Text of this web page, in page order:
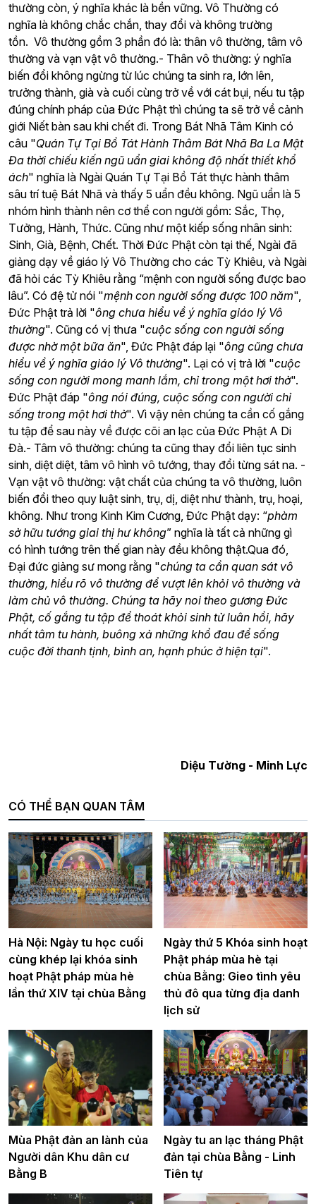
thường còn, ý nghĩa khác là bền vững. Vô Thường có
nghĩa là không chắc chắn, thay đổi và không trường
tồn. Vô thường gồm 3 phần đó là: thân vô thường, tâm vô
thường và vạn vật vô thường.- Thân vô thường: ý nghĩa
biến đổi không ngừng từ lúc chúng ta sinh ra, lớn lên,
trưởng thành, già và cuối cùng trở về với cát bụi, nếu tu tập
đúng chính pháp của Đức Phật thì chúng ta sẽ trở về cảnh
giới Niết bàn sau khi chết đi. Trong Bát Nhã Tâm Kinh có
câu "Quán Tự Tại Bồ Tát Hành Thâm Bát Nhã Ba La Mật
Đa thời chiếu kiến ngũ uẩn giai không độ nhất thiết khổ
ách" nghĩa là Ngài Quán Tự Tại Bồ Tát thực hành thâm
sâu trí tuệ Bát Nhã và thấy 5 uẩn đều không. Ngũ uẩn là 5
nhóm hình thành nên cơ thể con người gồm: Sắc, Thọ,
Tưởng, Hành, Thức. Cũng như một kiếp sống nhân sinh:
Sinh, Già, Bệnh, Chết. Thời Đức Phật còn tại thế, Ngài đã
giảng dạy về giáo lý Vô Thường cho các Tỳ Khiêu, và Ngài
đã hỏi các Tỳ Khiêu rằng “mệnh con người sống được bao
lâu”. Có đệ tử nói "mệnh con người sống được 100 năm",
Đức Phật trả lời "ông chưa hiểu về ý nghĩa giáo lý Vô
thường". Cũng có vị thưa "cuộc sống con người sống
được nhờ một bữa ăn", Đức Phật đáp lại "ông cũng chưa
hiểu về ý nghĩa giáo lý Vô thường". Lại có vị trả lời "cuộc
sống con người mong manh lắm, chỉ trong một hơi thở".
Đức Phật đáp "ông nói đúng, cuộc sống con người chỉ
sống trong một hơi thở". Vì vậy nên chúng ta cần cố gắng
tu tập để sau này về được cõi an lạc của Đức Phật A Di
Đà.- Tâm vô thường: chúng ta cũng thay đổi liên tục sinh
sinh, diệt diệt, tâm vô hình vô tướng, thay đổi từng sát na. -
Vạn vật vô thường: vật chất của chúng ta vô thường, luôn
biến đổi theo quy luật sinh, trụ, dị, diệt như thành, trụ, hoại,
không. Như trong Kinh Kim Cương, Đức Phật dạy: “phàm
sở hữu tướng giai thị hư không” nghĩa là tất cả những gì
có hình tướng trên thế gian này đều không thật.Qua đó,
Đại đức giảng sư mong rằng "chúng ta cần quan sát vô
thường, hiểu rõ vô thường để vượt lên khỏi vô thường và
làm chủ vô thường. Chúng ta hãy noi theo gương Đức
Phật, cố gắng tu tập để thoát khỏi sinh tử luân hồi, hãy
nhất tâm tu hành, buông xả những khổ đau để sống
cuộc đời thanh tịnh, bình an, hạnh phúc ở hiện tại".
Diệu Tường - Minh Lực
CÓ THỂ BẠN QUAN TÂM
Hà Nội: Ngày tu học cuối
cùng khép lại khóa sinh
hoạt Phật pháp mùa hè
lần thứ XIV tại chùa Bằng
Ngày thứ 5 Khóa sinh hoạt
Phật pháp mùa hè tại
chùa Bằng: Gieo tình yêu
thủ đô qua từng địa danh
lịch sử
Mùa Phật đản an lành của
Người dân Khu dân cư
Bằng B
Ngày tu an lạc tháng Phật
đản tại chùa Bằng - Linh
Tiên tự